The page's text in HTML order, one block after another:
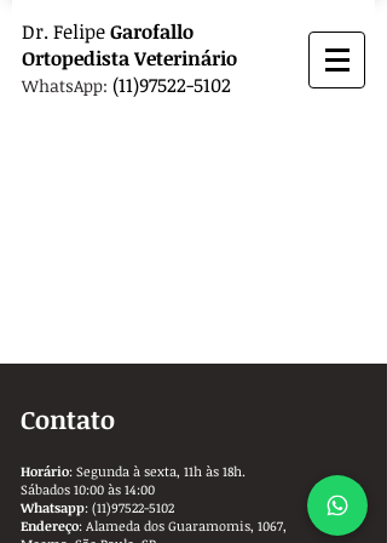
Dr. FelipeGarofallo
OrtopedistaVeterinário
WhatsApp: (11)97522-5102
Contato
Horário: Segunda à sexta, 11h às 18h.
Sábados 10:00 às 14:00
Whatsapp: (11)97522-5102
Endereço: Alameda dos Guaramomis, 1067,